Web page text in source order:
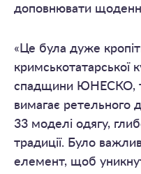
доповнювати
«Це була дуже
кримськотатарської
спадщини ЮНЕСКО,
вимагає ретельного
33 моделі одягу,
традиції. Було
елемент, щоб